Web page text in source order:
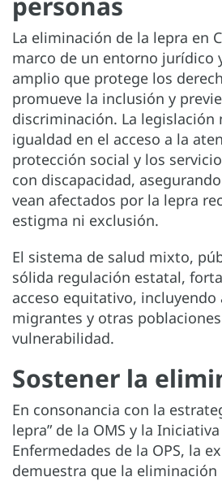
La eliminación de la lepra en
marco de un entorno jurídico
amplio que protege los
promueve la inclusión y
discriminación. La legislación
igualdad en el acceso a la
protección social y los
con discapacidad,
vean afectados por la lepra
estigma ni exclusión.
El sistema de salud mixto,
sólida regulación estatal,
acceso equitativo, incluyendo
migrantes y otras
vulnerabilidad.
Sostener la
En consonancia con la
lepra” de la OMS y la
Enfermedades de la OPS, la
demuestra que la eliminación